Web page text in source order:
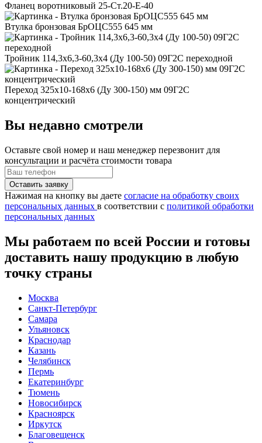
Фланец воротниковый 25-Ст.20-Е-40
Втулка бронзовая БрОЦС555 645 мм
Тройник 114,3x6,3-60,3x4 (Ду 100-50) 09Г2С переходной
Переход 325x10-168x6 (Ду 300-150) мм 09Г2С
концентрический
Вы недавно смотрели
Оставьте свой номер и наш менеджер перезвонит для
консультации и расчёта стоимости товара
Нажимая на кнопку вы даете согласие на обработку своих
персональных данных в соответствии с политикой обработки
персональных данных
Мы работаем по всей России и готовы
доставить нашу продукцию в любую
точку страны
Москва
Санкт-Петербург
Самара
Ульяновск
Краснодар
Казань
Челябинск
Пермь
Екатеринбург
Тюмень
Новосибирск
Красноярск
Иркутск
Благовещенск